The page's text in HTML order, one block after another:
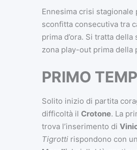
Ennesima crisi stagionale
sconfitta consecutiva tra
prima d’ora. Si tratta
zona play-out prima della
PRIMO
Solito inizio di partita
difficoltà il Crotone. La
trova l’inserimento di
Tigrottirispondono con